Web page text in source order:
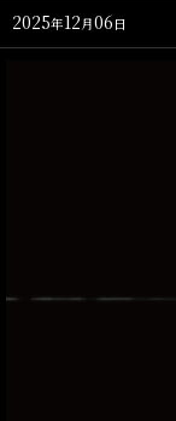
2025年12月06 日